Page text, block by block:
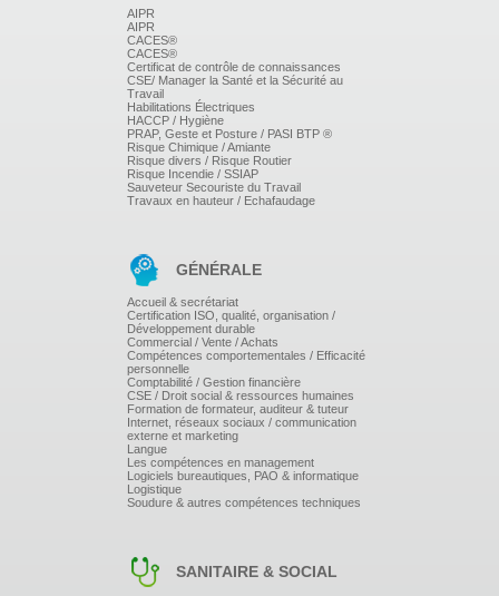
LA COMPOSITION D'UN RÉSEAU
Hub, switch, routeur, point d'accès....
Serveur DHCP
L'acces internet
Les différents types de VALN (Virtual Local Area
network)
INTERCONNECTER DES RÉSEAUX
Configurer des accés distants : utilité des ports
Description des composants d'internet : serveur Web et
mail, serveur DNS
Le VPN (Virtual Private Network)
AIPR
AIPR
CACES®
CACES®
Certificat de contrôle de connaissances
CSE/ Manager la Santé et la Sécurité au
Travail
Habilitations Électriques
HACCP / Hygiène
PRAP, Geste et Posture / PASI BTP ®
Risque Chimique / Amiante
Risque divers / Risque Routier
Risque Incendie / SSIAP
Sauveteur Secouriste du Travail
Travaux en hauteur / Echafaudage
GÉNÉRALE
Accueil & secrétariat
Certification ISO, qualité, organisation /
Développement durable
Commercial / Vente / Achats
Compétences comportementales / Efficacité
personnelle
Comptabilité / Gestion financière
CSE / Droit social & ressources humaines
Formation de formateur, auditeur & tuteur
Internet, réseaux sociaux / communication
externe et marketing
Langue
Les compétences en management
Logiciels bureautiques, PAO & informatique
Logistique
Soudure & autres compétences techniques
SANITAIRE & SOCIAL